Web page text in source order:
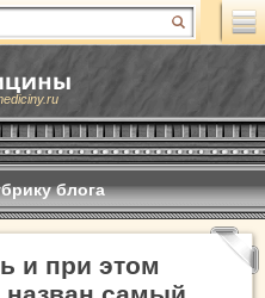
блога
и при этом